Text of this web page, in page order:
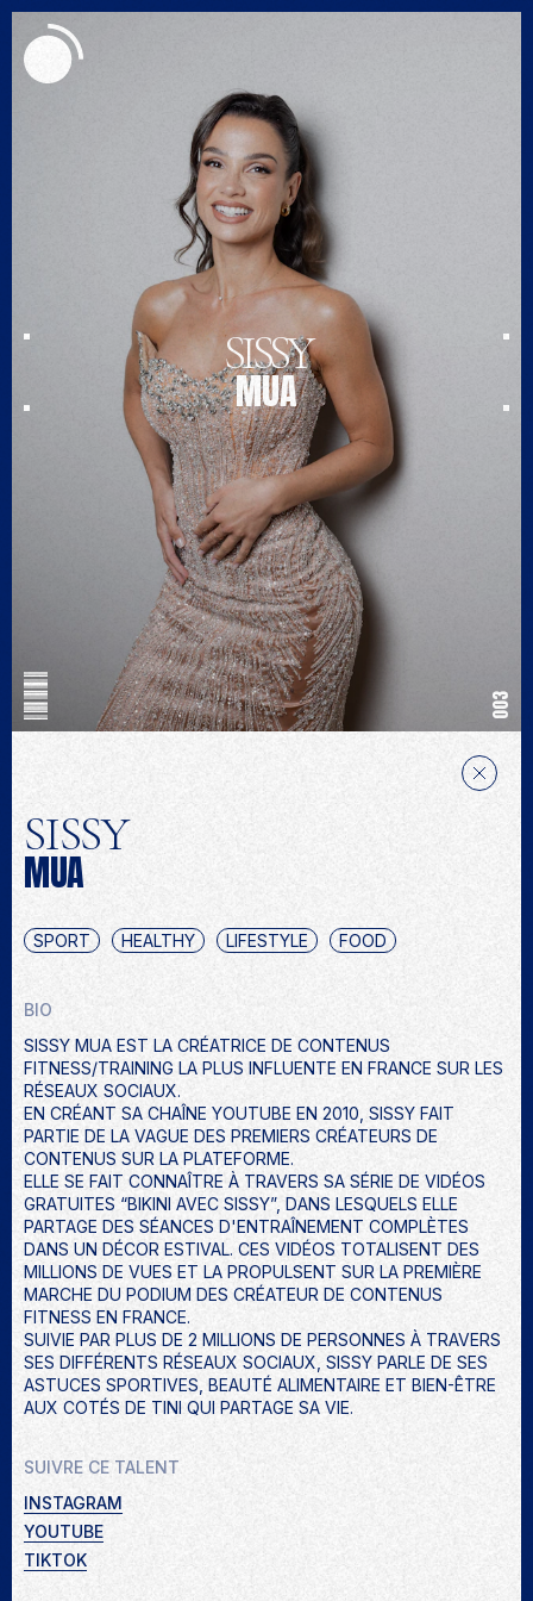
003
SISSY
MUA
SISSY
MUA
SPORT HEALTHY LIFESTYLE FOOD
BIO
SISSY MUA EST LA CRÉATRICE DE CONTENUS
FITNESS/TRAINING LA PLUS INFLUENTE EN FRANCE SUR LES
RÉSEAUX SOCIAUX.
EN CRÉANT SA CHAÎNE YOUTUBE EN 2010, SISSY FAIT
PARTIE DE LA VAGUE DES PREMIERS CRÉATEURS DE
CONTENUS SUR LA PLATEFORME.
ELLE SE FAIT CONNAÎTRE À TRAVERS SA SÉRIE DE VIDÉOS
GRATUITES “BIKINI AVEC SISSY”, DANS LESQUELS ELLE
PARTAGE DES SÉANCES D'ENTRAÎNEMENT COMPLÈTES
DANS UN DÉCOR ESTIVAL. CES VIDÉOS TOTALISENT DES
MILLIONS DE VUES ET LA PROPULSENT SUR LA PREMIÈRE
MARCHE DU PODIUM DES CRÉATEUR DE CONTENUS
FITNESS EN FRANCE.
SUIVIE PAR PLUS DE 2 MILLIONS DE PERSONNES À TRAVERS
SES DIFFÉRENTS RÉSEAUX SOCIAUX, SISSY PARLE DE SES
ASTUCES SPORTIVES, BEAUTÉ ALIMENTAIRE ET BIEN-ÊTRE
AUX COTÉS DE TINI QUI PARTAGE SA VIE.
SUIVRE CE TALENT
INSTAGRAM
YOUTUBE
TIKTOK